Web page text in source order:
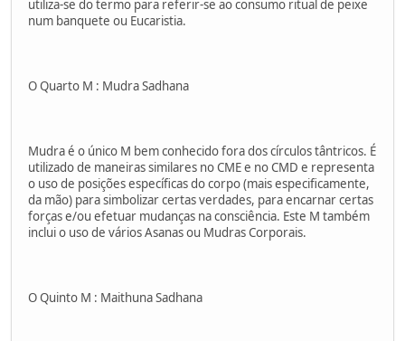
utiliza-se do termo para referir-se ao consumo ritual de peixe
num banquete ou Eucaristia.
O Quarto M : Mudra Sadhana
Mudra é o único M bem conhecido fora dos círculos tântricos. É
utilizado de maneiras similares no CME e no CMD e representa
o uso de posições específicas do corpo (mais especificamente,
da mão) para simbolizar certas verdades, para encarnar certas
forças e/ou efetuar mudanças na consciência. Este M também
inclui o uso de vários Asanas ou Mudras Corporais.
O Quinto M : Maithuna Sadhana